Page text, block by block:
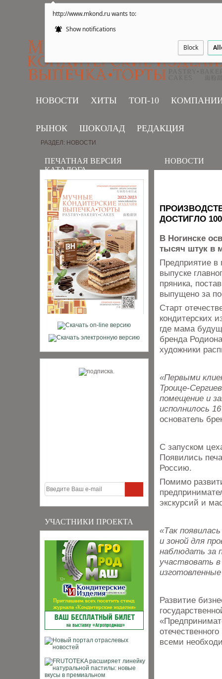
http://www.mkond.ru wants to:
Show notifications
Block
НОВОСТИ ХИТЫ ТОП-10
РЫНОК ШОКОЛАД РЕДАКЦИЯ
ПЕЧАТНАЯ ВЕРСИЯ
КАТАЛОГА
УЧАСТНИКИ ПРОЕКТА
РАЗДЕЛ: НОВОСТИ
НОВОСТИ
ДОСТИГЛО
В Ногинске
тысяч штук в
Предприятие в
выпуске
пряника,
выпущено за
Старт
кондитерских
где мама
бренда
художники
«Первыми
Троице-
помещение и
исполнилось
основатель
С запуском
Появились
Россию.
Помимо
экскурсий и
«Так
и зоной для
наблюдать за
участвовать
Развитие
всеми